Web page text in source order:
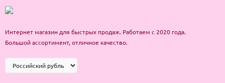
удерживать влагу в глубинных слоях дермы: морщинки
Способ применения: Очистить кожу средствами по типу кожи.
на 20-30 минут, затем удалить и мягко вбить остатки эссенции в
Интернет магазин для быстрых продаж. Работаем с 2020 года.
Большой ассортимент, отличное качество.